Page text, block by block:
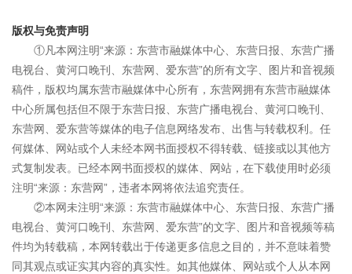
版权与免责声明
①凡本网注明“来源：东营市融媒体中心、东营日报、东营广播
电视台、黄河口晚刊、东营网、爱东营”的所有文字、图片和音视频
稿件，版权均属东营市融媒体中心所有，东营网拥有东营市融媒体
中心所属包括但不限于东营日报、东营广播电视台、黄河口晚刊、
东营网、爱东营等媒体的电子信息网络发布、出售与转载权利。任
何媒体、网站或个人未经本网书面授权不得转载、链接或以其他方
式复制发表。已经本网书面授权的媒体、网站，在下载使用时必须
注明“来源：东营网”，违者本网将依法追究责任。
②本网未注明“来源：东营市融媒体中心、东营日报、东营广播
电视台、黄河口晚刊、东营网、爱东营”的文字、图片和音视频等稿
件均为转载稿，本网转载出于传递更多信息之目的，并不意味着赞
同其观点或证实其内容的真实性。如其他媒体、网站或个人从本网